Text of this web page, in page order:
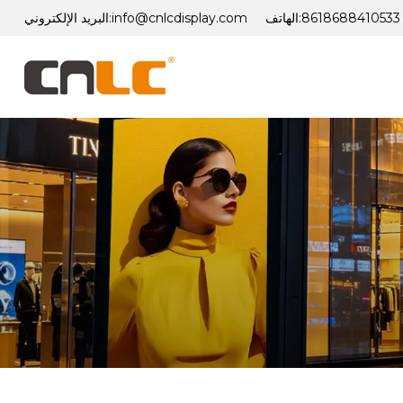
البريد الإلكتروني:info@cnlcdisplay.com الهاتف:8618688410533